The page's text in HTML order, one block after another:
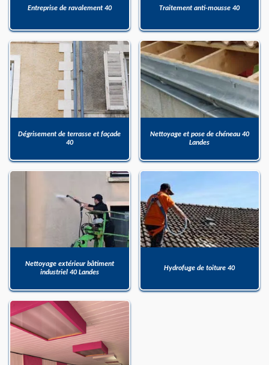
Entreprise de ravalement 40 Traitement anti-mousse 40
Dégrisement de terrasse et façade
40
Nettoyage et pose de chéneau 40
Landes
Nettoyage extérieur bâtiment
industriel 40 Landes
Hydrofuge de toiture 40